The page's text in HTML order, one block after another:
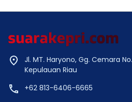
Jl. MT. Haryono, Gg. Cemara
Kepulauan Riau
+62 813-6406-6665